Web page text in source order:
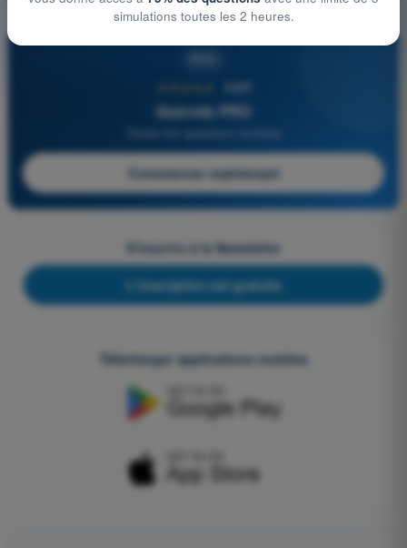
4,6/5
Quizvds PRO
Commencer maintenant
S'inscrire à la Newsletter
L'inscription est gratuite
Télécharger applications mobiles
simulations toutes les 2 heures.